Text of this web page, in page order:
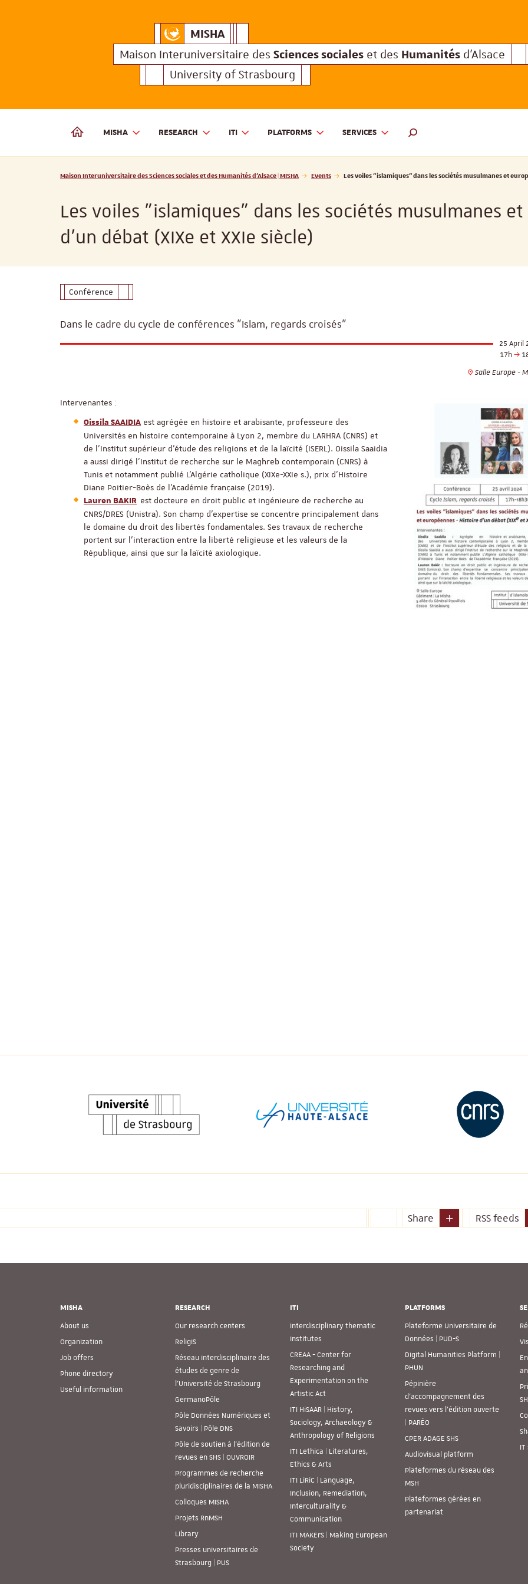
MISHAMaison Interuniversitaire des
Maison Interuniversitaire des Sciences sociales et des Humanités d'Alsace
University of Strasbourg
MAISON INTERUNIVERSITAIRE DES SCIENCES SOCIALES ET DES HUMANITÉS D'ALSACE | MISHA
MISHA RESEARCH ITI PLATFORMS SERVICES
SEARCH ENGINE
Maison Interuniversitaire des
Vous êtes ici :
Maison Interuniversitaire des Sciences sociales et des Humanités d'Alsace | MISHA Events Les voiles "islamiques” dans les sociétés musulmanes et
Les voiles "islamiques” dans les sociétés musulmanes
d'un débat (XIXe et XXIe siècle)
Conférence
Dans le cadre du cycle de conférences "Islam, regards croisés"
25 April
17h
Salle Europe -
Intervenantes :
Oissila SAAIDIA est agrégée en histoire et arabisante, professeure des
Universités en histoire contemporaine à Lyon 2, membre du LARHRA (CNRS) et
de l'Institut supérieur d'étude des religions et de la laïcité (ISERL). Oissila Saaidia
a aussi dirigé l'Institut de recherche sur le Maghreb contemporain (CNRS) à
Tunis et notamment publié L'Algérie catholique (XIXe-XXIe s.), prix d'Histoire
Diane Poitier-Boès de l'Académie française (2019).
Lauren BAKIR est docteure en droit public et ingénieure de recherche au
CNRS/DRES (Unistra). Son champ d'expertise se concentre principalement dans
le domaine du droit des libertés fondamentales. Ses travaux de recherche
portent sur l'interaction entre la liberté religieuse et les valeurs de la
République, ainsi que sur la laïcité axiologique.
ReligiS Financement
Appel à candidatures
Soutien à la
Share RSS feeds
MISHA
About us
Organization
Job offers
Phone directory
Useful information
RESEARCH
Our research centers
ReligiS
Réseau interdisciplinaire des
études de genre de
l’Université de Strasbourg
GermanoPôle
Pôle Données Numériques et
Savoirs | Pôle DNS
Pôle de soutien à l’édition de
revues en SHS | OUVROIR
Programmes de recherche
pluridisciplinaires de la MISHA
Colloques MISHA
Projets RnMSH
Library
Presses universitaires de
Strasbourg | PUS
ITI
Interdisciplinary thematic
institutes
CREAA - Center for
Researching and
Experimentation on the
Artistic Act
ITI HiSAAR | History,
Sociology, Archaeology &
Anthropology of Religions
ITI Lethica | Literatures,
Ethics & Arts
ITI LiRiC | Language,
Inclusion, Remediation,
Interculturality &
Communication
ITI MAKErS | Making European
Society
PLATFORMS
Plateforme Universitaire de
Données | PUD-S
Digital Humanities Platform |
PHUN
Pépinière
d’accompagnement des
revues vers l’édition ouverte
| PARÉO
CPER ADAGE SHS
Audiovisual platform
Plateformes du réseau des
MSH
Plateformes gérées en
partenariat